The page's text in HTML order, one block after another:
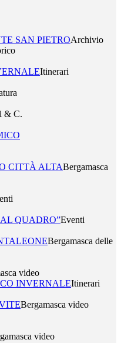
SAN PIETROArchivio
Itinerari
& C.
CITTÀ ALTABergamasca
QUADRO”Eventi
Bergamasca delle
video
INVERNALEItinerari
Bergamasca video
video